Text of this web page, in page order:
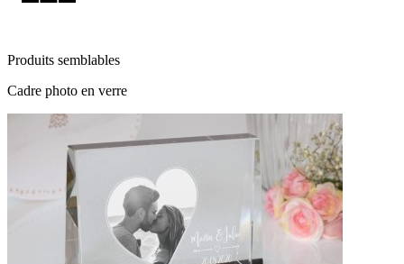
Produits semblables
Cadre photo en verre